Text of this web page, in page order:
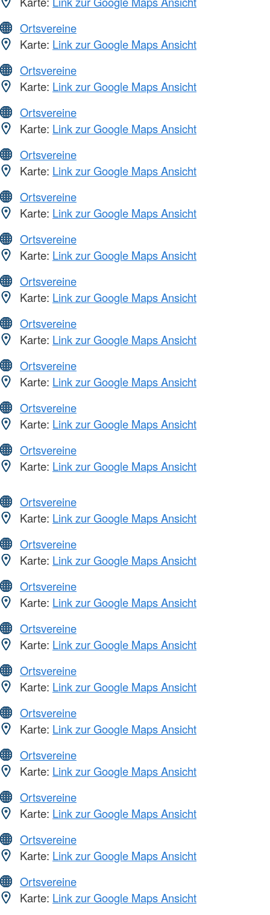
Ortsvereine
Karte: Link zur Google Maps Ansicht
Ortsvereine
Karte: Link zur Google Maps Ansicht
Ortsvereine
Karte: Link zur Google Maps Ansicht
Ortsvereine
Karte: Link zur Google Maps Ansicht
Ortsvereine
Karte: Link zur Google Maps Ansicht
Ortsvereine
Karte: Link zur Google Maps Ansicht
Ortsvereine
Karte: Link zur Google Maps Ansicht
Ortsvereine
Karte: Link zur Google Maps Ansicht
Ortsvereine
Karte: Link zur Google Maps Ansicht
Ortsvereine
Karte: Link zur Google Maps Ansicht
Ortsvereine
Karte: Link zur Google Maps Ansicht
Ortsvereine
Karte: Link zur Google Maps Ansicht
Ortsvereine
Karte: Link zur Google Maps Ansicht
Ortsvereine
Karte: Link zur Google Maps Ansicht
Ortsvereine
Karte: Link zur Google Maps Ansicht
Ortsvereine
Karte: Link zur Google Maps Ansicht
Ortsvereine
Karte: Link zur Google Maps Ansicht
Ortsvereine
Karte: Link zur Google Maps Ansicht
Ortsvereine
Karte: Link zur Google Maps Ansicht
Ortsvereine
Karte: Link zur Google Maps Ansicht
Ortsvereine
Karte: Link zur Google Maps Ansicht